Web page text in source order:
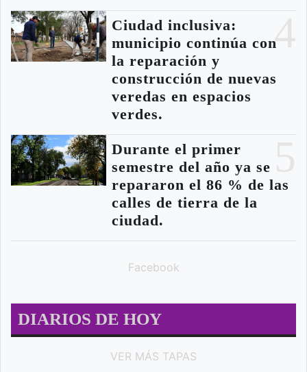
4
Ciudad inclusiva:
municipio continúa con
la reparación y
construcción de nuevas
veredas en espacios
verdes.
Durante el primer
semestre del año ya se
repararon el 86 % de las
calles de tierra de la
ciudad.
Facebook
DIARIOS DE HOY
VER MÁS TAPAS